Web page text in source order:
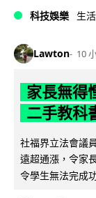
科技娛樂 生
Lawton 10
家長無得
二手教科
社福界立法會議
遠超通漲，令家
令學生無法完成